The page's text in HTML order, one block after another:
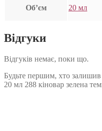
Об’єм 20 мл
Відгуки
Відгуків немає, поки що.
Будьте першим, хто залишив
20 мл 288 кіновар зелена